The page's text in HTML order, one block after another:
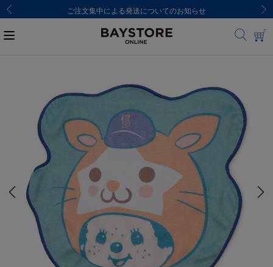
ご注文集中による発送についてのお知らせ